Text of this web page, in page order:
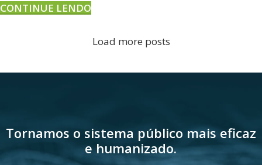
CONTINUE LENDO
Load more posts
Tornamos o sistema público mais eficaz
e humanizado.